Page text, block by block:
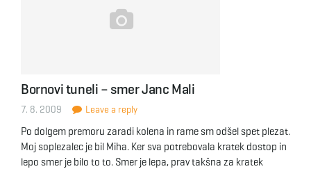
Bornovi tuneli – smer Janc Mali
7. 8. 2009 Leave a reply
Po dolgem premoru zaradi kolena in rame sm odšel spet plezat.
Moj soplezalec je bil Miha. Ker sva potrebovala kratek dostop in
lepo smer je bilo to to. Smer je lepa, prav takšna za kratek